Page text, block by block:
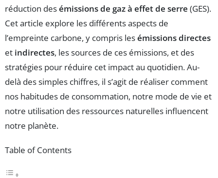
réduction desémissions de gaz à effet de serre (GES).
Cet article explore les différents aspects de
l’empreinte carbone, y compris lesémissions directes
et indirectes, les sources de ces émissions, et des
stratégies pour réduire cet impact au quotidien. Au-
delà des simples chiffres, il s’agit de réaliser comment
nos habitudes de consommation, notre mode de vie et
notre utilisation des ressources naturelles influencent
notre planète.
Table of Contents